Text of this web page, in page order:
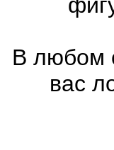
В любом
вас